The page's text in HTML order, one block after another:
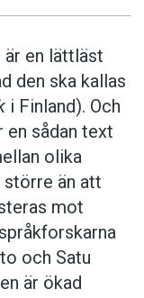
är en lättläst
den ska kallas
i Finland). Och
en sådan text
olika
än att
mot
och Satu
är ökad